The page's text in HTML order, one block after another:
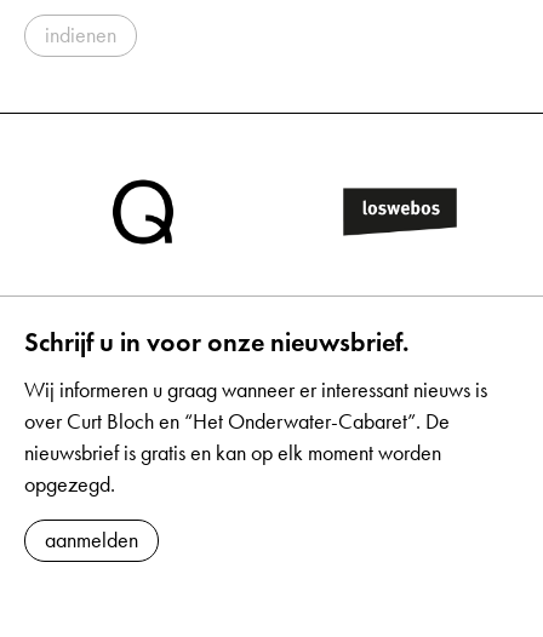
indienen
Schrijf u in voor onze nieuwsbrief.
Wij informeren u graag wanneer er interessant nieuws is
over Curt Bloch en “Het Onderwater-Cabaret”. De
nieuwsbrief is gratis en kan op elk moment worden
opgezegd.
aanmelden